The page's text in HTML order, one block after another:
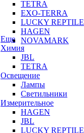
TETRA
EXO-TERRA
LUCKY REPTILE
HAGEN
NOVAMARK
Еще
Химия
JBL
TETRA
Освещение
Лампы
Светильники
Измерительное
HAGEN
JBL
LUCKY REPTILE